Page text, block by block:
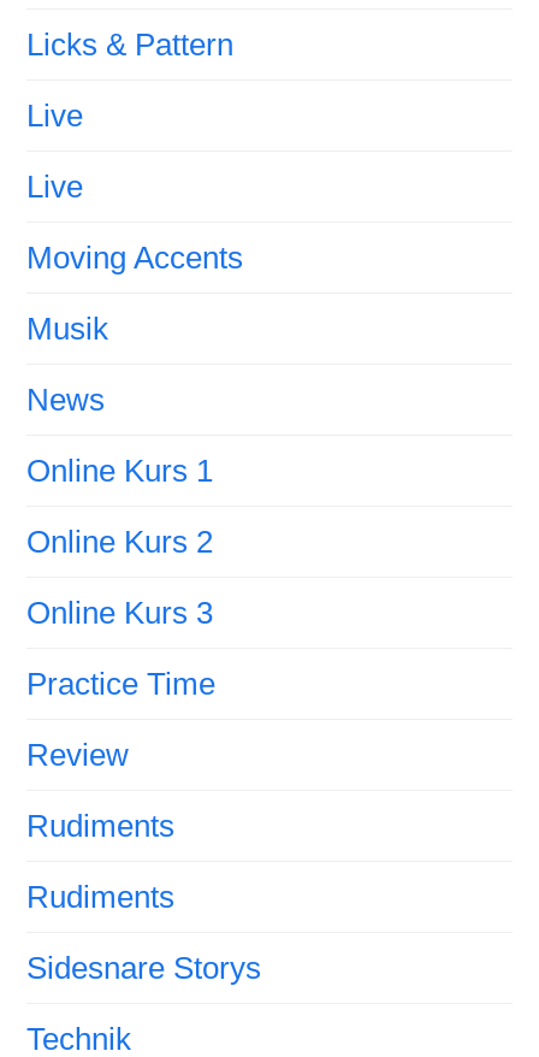
Licks & Pattern
Live
Live
Moving Accents
Musik
News
Online Kurs 1
Online Kurs 2
Online Kurs 3
Practice Time
Review
Rudiments
Rudiments
Sidesnare Storys
Technik